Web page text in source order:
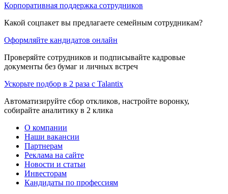
Корпоративная поддержка сотрудников
Какой соцпакет вы предлагаете семейным сотрудникам?
Оформляйте кандидатов онлайн
Проверяйте сотрудников и подписывайте кадровые
документы без бумаг и личных встреч
Ускорьте подбор в 2 раза с Talantix
Автоматизируйте сбор откликов, настройте воронку,
собирайте аналитику в 2 клика
О компании
Наши вакансии
Партнерам
Реклама на сайте
Новости и статьи
Инвесторам
Кандидаты по профессиям